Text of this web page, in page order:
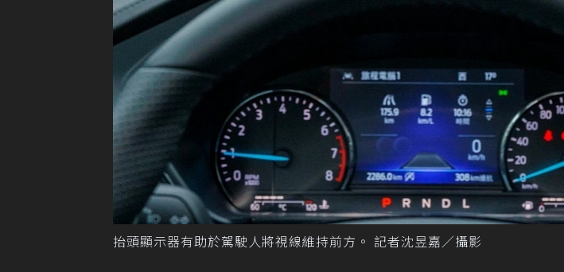
抬頭顯示器有助於駕駛人將視線維持前方。 記者沈昱嘉／攝影